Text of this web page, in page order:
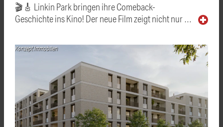
🎬🎸 Linkin Park bringen ihre Comeback-
Geschichte ins Kino! Der neue Film zeigt nicht nur …
Konzept Immobilien